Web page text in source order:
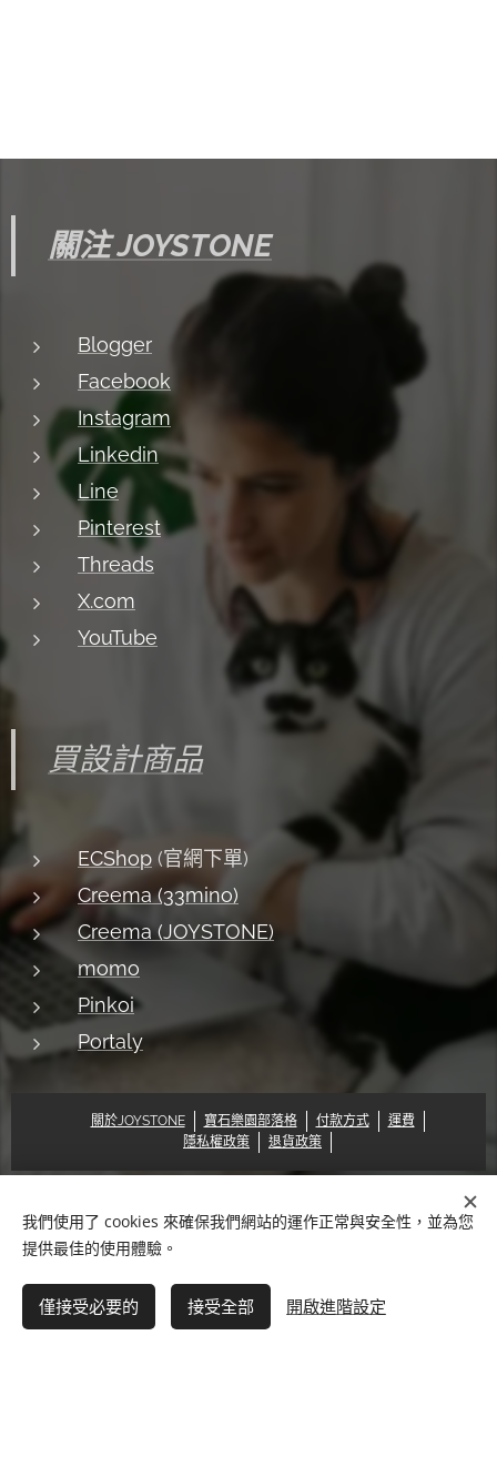
關注 JOYSTONE
Blogger
Facebook
Instagram
Linkedin
Line
Pinterest
Threads
X.com
YouTube
買設計商品
ECShop (官網下單)
Creema (33mino)
Creema (JOYSTONE)
momo
Pinkoi
Portaly
關於JOYSTONE 寶石樂園部落格 付款方式
運費
隱私權政策
退貨政策
© 2018 Pat & Mary Works Ltd. All rights reserved.
語言
中文 (繁體)
English
我們使用了 cookies 來確保我們網站的運作正常與安全性，並為您
提供最佳的使用體驗。
僅接受必要的 接受全部 開啟進階設定